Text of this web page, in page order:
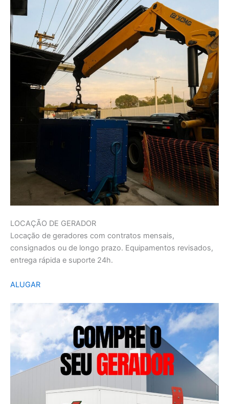
LOCAÇÃO DE GERADOR
Locação de geradores com contratos mensais,
consignados ou de longo prazo. Equipamentos revisados,
entrega rápida e suporte 24h.
ALUGAR